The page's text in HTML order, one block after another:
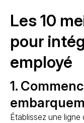
Les 10
pour
employé
1.
Établissez une